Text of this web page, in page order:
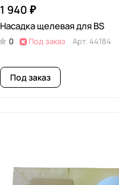
1 940 ₽
Насадка щелевая для BS
0 Под заказ Арт. 44184
Под заказ